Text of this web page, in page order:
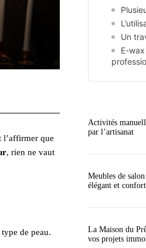
l’affirmer que
, rien ne vaut
de peau.
Un
E-
Activités
par l’artisanat
Meubles de
élégant et
La Maison du
vos projets